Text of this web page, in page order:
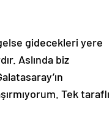
gidecekleri yere
Aslında biz
Tek taraflı